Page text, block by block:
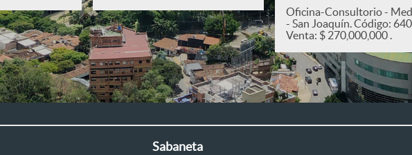
Oficina-Consultorio -
- San Joaquín. Código:
Venta: $ 270,000,000 .
Sabaneta